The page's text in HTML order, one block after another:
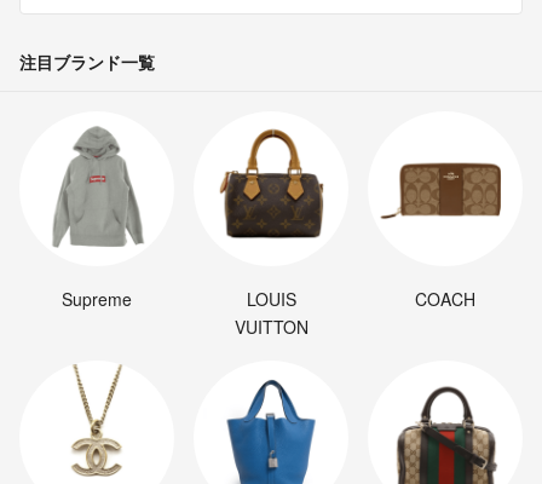
注目ブランド一覧
Supreme
LOUIS
VUITTON
COACH